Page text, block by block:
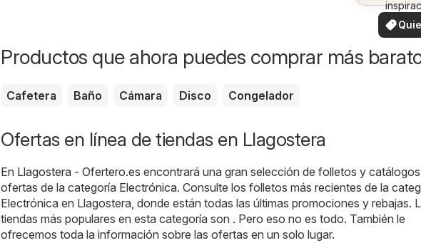
¡Vea
ofertas
ver
Productos que ahora puedes comprar más
Cafetera Baño Cámara Disco Congelador
Ofertas en línea de tiendas en Llagostera
En Llagostera - Ofertero.es encontrará una gran selección de folletos y
ofertas de la categoría Electrónica. Consulte los folletos más recientes de la
Electrónica en Llagostera, donde están todas las últimas promociones y rebajas.
tiendas más populares en esta categoría son . Pero eso no es todo. También le
ofrecemos toda la información sobre las ofertas en un solo lugar.